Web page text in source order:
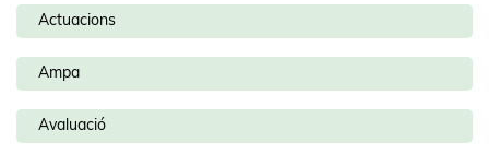
Actuacions
Ampa
Avaluació